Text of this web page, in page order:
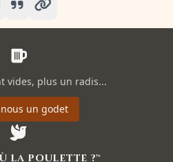
vides, plus un radis...
un godet
la poulette ?™